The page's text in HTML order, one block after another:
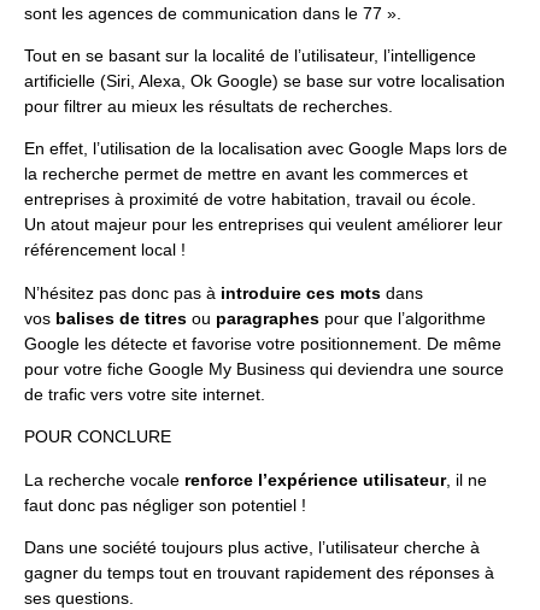
sont les agences de communication dans le 77 ».
Tout en se basant sur la localité de l’utilisateur, l’intelligence
artificielle (Siri, Alexa, Ok Google) se base sur votre localisation
pour filtrer au mieux les résultats de recherches.
En effet, l’utilisation de la localisation avec Google Maps lors de
la recherche permet de mettre en avant les commerces et
entreprises à proximité de votre habitation, travail ou école.
Un atout majeur pour les entreprises qui veulent améliorer leur
référencement local !
N’hésitez pas donc pas à introduire ces mots dans
vos balises de titres ou paragraphes pour que l’algorithme
Google les détecte et favorise votre positionnement. De même
pour votre fiche Google My Business qui deviendra une source
de trafic vers votre site internet.
POUR CONCLURE
La recherche vocale renforce l’expérience utilisateur, il ne
faut donc pas négliger son potentiel !
Dans une société toujours plus active, l’utilisateur cherche à
gagner du temps tout en trouvant rapidement des réponses à
ses questions.